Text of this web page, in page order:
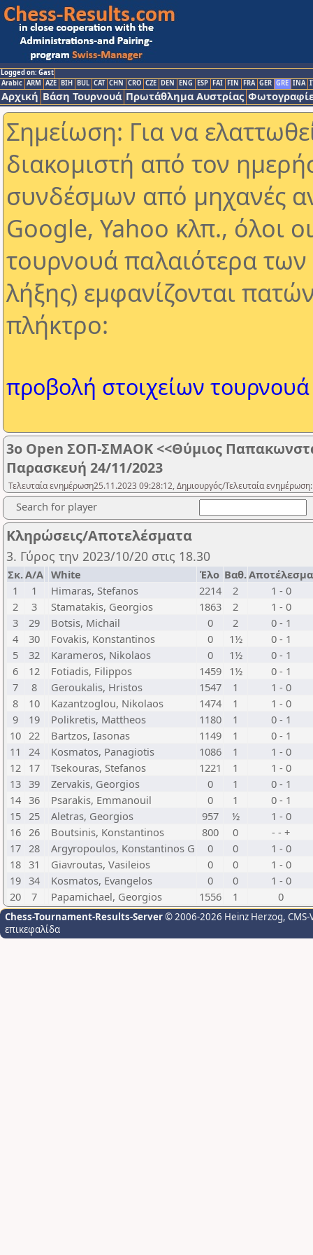
Logged on: Gast
Arabic ARM AZE BIH BUL CAT CHN CRO CZE DEN ENG ESP FAI FIN FRA GER GRE INA
Αρχική Βάση Τουρνουά Πρωτάθλημα Αυστρίας
Σημείωση: Για να
διακομιστή από τον
συνδέσμων από μηχανές
Google, Yahoo κλπ., όλοι
τουρνουά παλαιότερα
λήξης) εμφανίζονται
πλήκτρο:
προβολή στοιχείων τουρνουά
3o Open ΣΟΠ-ΣΜΑΟΚ <<Θύμιος
Παρασκευή 24/11/2023
Τελευταία ενημέρωση25.11.2023 09:28:12, Δημιουργός/Τελευταία
Search for player
Κληρώσεις/Αποτελέσματα
3. Γύρος την 2023/10/20 στις 18.30
Σκ.Α/Α White Έλο Βαθ.Αποτέλεσμα
1
1 Himaras, Stefanos 2214 2
1 - 0
2
3 Stamatakis, Georgios 1863 2
1 - 0
3
29 Botsis, Michail 0 2
0 - 1
4
30 Fovakis, Konstantinos 0 1½
0 - 1
5
32 Karameros, Nikolaos 0 1½
0 - 1
6
12 Fotiadis, Filippos 1459 1½
0 - 1
7
8 Geroukalis, Hristos 1547 1
1 - 0
8
10 Kazantzoglou, Nikolaos 1474 1
1 - 0
9
19 Polikretis, Mattheos 1180 1
0 - 1
10 22 Bartzos, Iasonas 1149 1
0 - 1
11
24 Kosmatos, Panagiotis 1086 1
1 - 0
12 17 Tsekouras, Stefanos 1221 1
1 - 0
13 39 Zervakis, Georgios 0 1
0 - 1
14 36 Psarakis, Emmanouil 0 1
0 - 1
15 25 Aletras, Georgios 957 ½
1 - 0
16 26 Boutsinis, Konstantinos 800 0
- - +
17 28 Argyropoulos, Konstantinos G 0 0
1 - 0
18 31 Giavroutas, Vasileios 0 0
1 - 0
19 34 Kosmatos, Evangelos 0 0
1 - 0
20
7 Papamichael, Georgios 1556 1 0
Chess-Tournament-Results-Server© 2006-2026 Heinz Herzog,
επικεφαλίδα